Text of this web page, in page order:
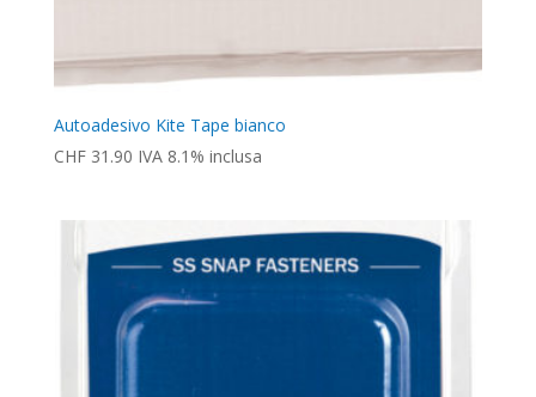
Autoadesivo Kite Tape bianco
CHF31.90 IVA 8.1% inclusa